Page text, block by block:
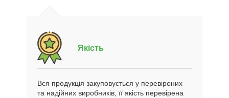
Якість
Вся продукція закуповується у перевірених
та надійних виробників, її якість перевірена